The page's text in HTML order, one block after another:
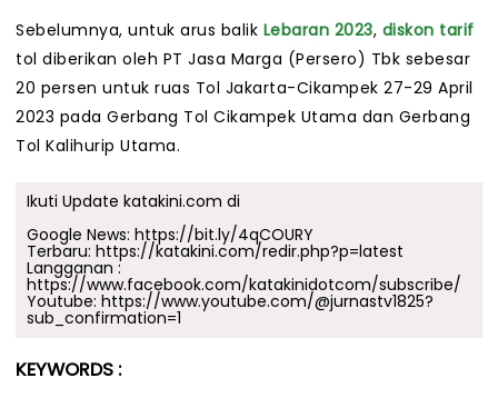
Sebelumnya, untuk arus balik Lebaran 2023, diskon tarif
tol diberikan oleh PT Jasa Marga (Persero) Tbk sebesar
20 persen untuk ruas Tol Jakarta-Cikampek 27-29 April
2023 pada Gerbang Tol Cikampek Utama dan Gerbang
Tol Kalihurip Utama.
Ikuti Update katakini.com di
Google News: https://bit.ly/4qCOURY
Terbaru: https://katakini.com/redir.php?p=latest
Langganan :
https://www.facebook.com/katakinidotcom/subscribe/
Youtube: https://www.youtube.com/@jurnastv1825?
sub_confirmation=1
KEYWORDS :